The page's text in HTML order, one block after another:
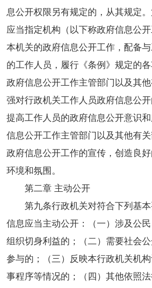
息公开权限另有规定的，从其规定
应当指定机构（以下称政府信息公
本机关的政府信息公开工作，配备
的工作人员，履行《条例》规定的
政府信息公开工作主管部门以及其
强对行政机关工作人员政府信息公开
提高工作人员的政府信息公开意识
信息公开工作主管部门以及其他有
政府信息公开工作的宣传，创造良
环境和氛围。
第二章 主动公开
第九条行政机关对符合下列基
信息应当主动公开：（一）涉及公
组织切身利益的；（二）需要社会
参与的；（三）反映本行政机关机
事程序等情况的；（四）其他依照